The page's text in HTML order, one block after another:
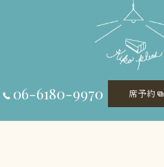
06-6180-9970 席予約
© 2026 大阪府大阪市のレストランならAiko